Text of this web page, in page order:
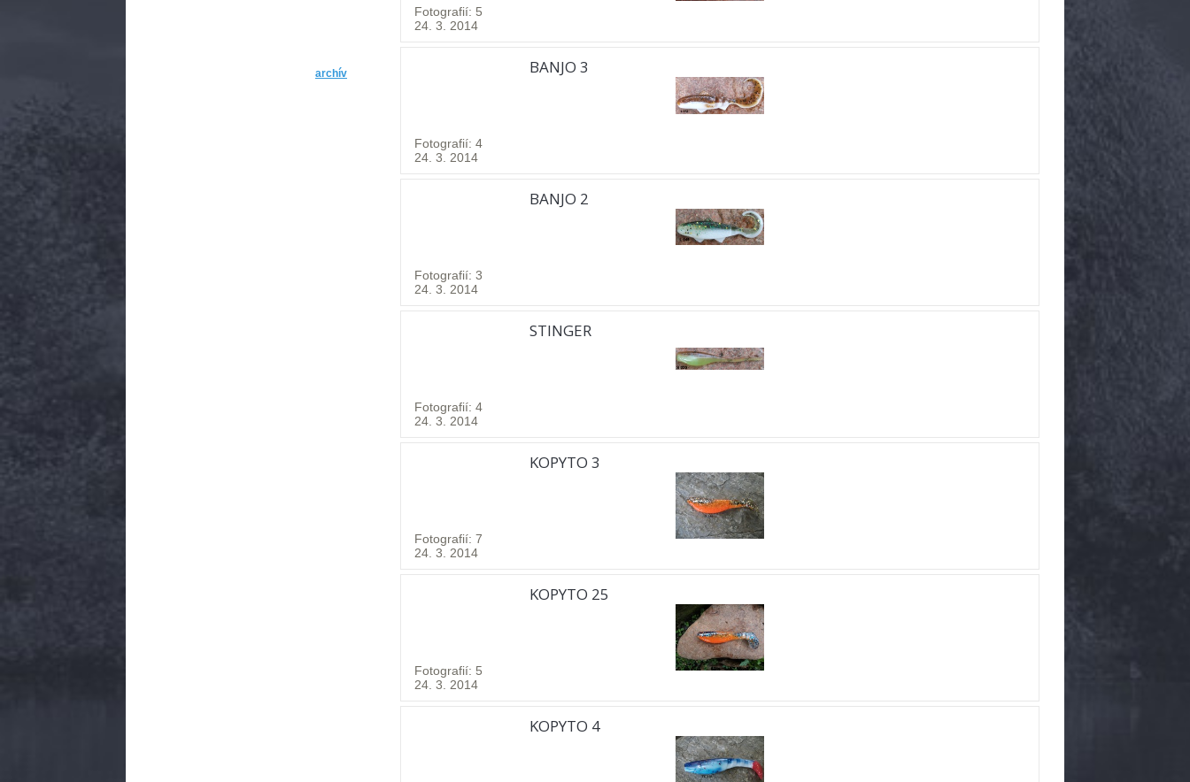
Fotografií: 5
24. 3. 2014
BANJO 3
Fotografií: 4
24. 3. 2014
BANJO 2
Fotografií: 3
24. 3. 2014
STINGER
Fotografií: 4
24. 3. 2014
KOPYTO 3
Fotografií: 7
24. 3. 2014
KOPYTO 25
Fotografií: 5
24. 3. 2014
KOPYTO 4
archív